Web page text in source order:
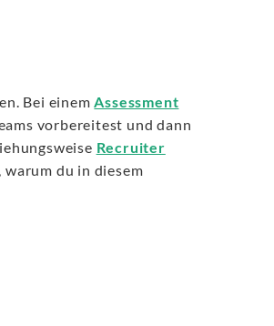
Bei einem Assessment
vorbereitest und dann
Recruiter
du in diesem